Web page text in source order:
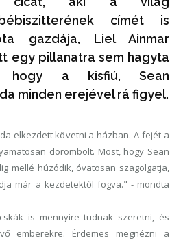
címét is
gazdája, Liel Ainmar
egy pillanatra sem hagyta
hogy a kisfiú, Sean
minden erejével rá figyel.
elkezdett követni a házban. A fejét a
dorombolt. Most, hogy Sean
mellé húzódik, óvatosan szagolgatja,
már a kezdetektől fogva." - mondta
is mennyire tudnak szeretni, és
emberekre. Érdemes megnézni a